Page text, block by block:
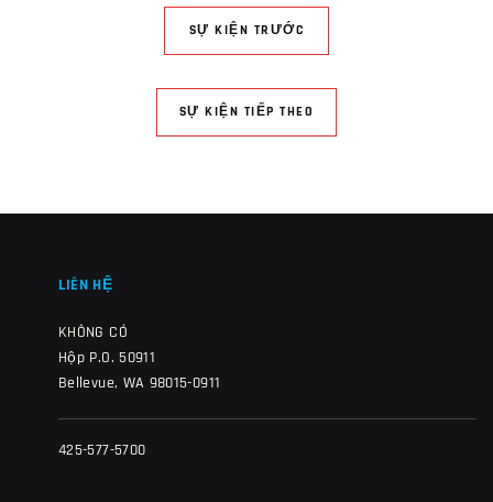
SỰ KIỆN TRƯỚC
SỰ KIỆN TIẾP THEO
LIÊN HỆ
KHÔNG CÓ
Hộp P.O. 50911
Bellevue, WA 98015-0911
425-577-5700